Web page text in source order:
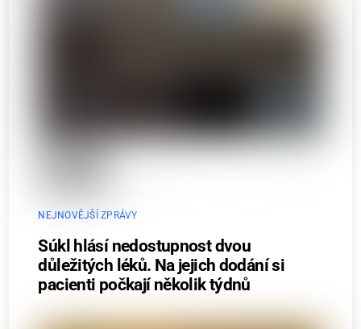
NEJNOVĚJŠÍ ZPRÁVY
Súkl hlásí nedostupnost dvou
důležitých léků. Na jejich dodání si
pacienti počkají několik týdnů